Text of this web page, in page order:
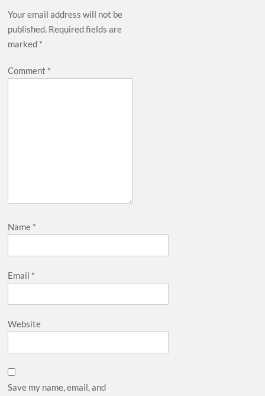
Your email address will not be
published. Required fields are
marked *
Comment *
Name *
Email *
Website
Save my name, email, and